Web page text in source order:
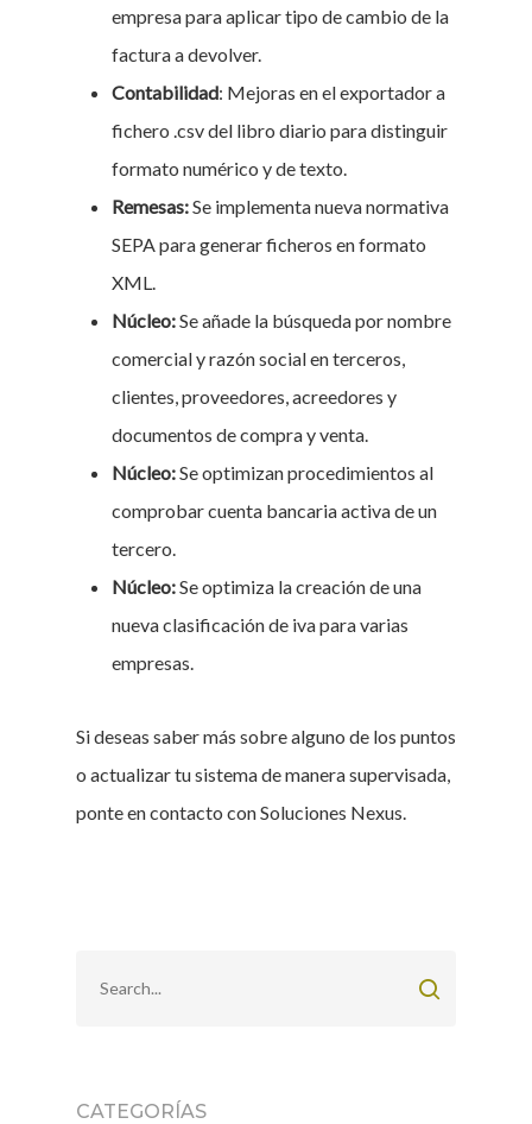
empresa para aplicar tipo de cambio de la
factura a devolver.
Contabilidad: Mejoras en el exportador a
fichero .csv del libro diario para distinguir
formato numérico y de texto.
Remesas:Se implementa nueva normativa
SEPA para generar ficheros en formato
XML.
Núcleo:Se añade la búsqueda por nombre
comercial y razón social en terceros,
clientes, proveedores, acreedores y
documentos de compra y venta.
Núcleo:Se optimizan procedimientos al
comprobar cuenta bancaria activa de un
tercero.
Núcleo:Se optimiza la creación de una
nueva clasificación de iva para varias
empresas.
Si deseas saber más sobre alguno de los puntos
o actualizar tu sistema de manera supervisada,
ponte en contacto con Soluciones Nexus.
CATEGORÍAS